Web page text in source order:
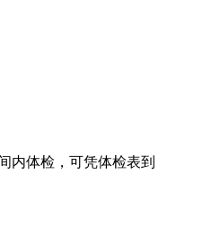
内体检，可凭体检表到